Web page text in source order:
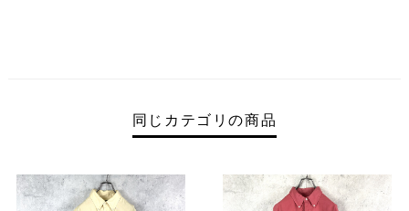
同じカテゴリの商品